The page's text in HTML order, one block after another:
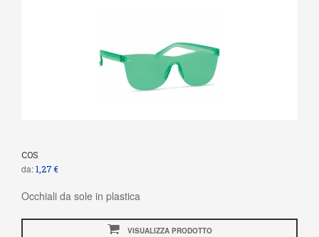
COS
da:1,27 €
Occhiali da sole in plastica
VISUALIZZA PRODOTTO